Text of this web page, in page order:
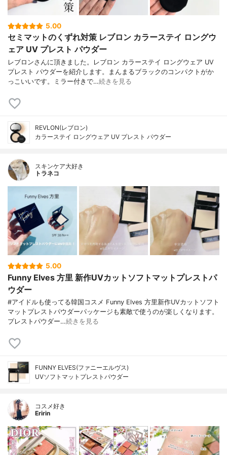
5.00
セミマットのくずれ対策 レブロン カラーステイ ロングウ
ェア UV プレスト パウダー
レブロンさんに頂きました。レブロン カラーステイ ロングウェア UV
プレスト パウダーを紹介します。まんまるブラックのコンパクトがか
っこいいです。ミラー付きで…続きを見る
REVLON(レブロン)
カラーステイ ロングウェア UV プレスト パウダー
スキンケア大好き
トラネコ
5.00
Funny Elves 方里 新作UVカットソフトマットプレストパ
ウダー
#アイドルも使ってる韓国コスメ Funny Elves 方里新作UVカットソフト
マットプレストパウダーパッケージも素敵で使うのが楽しくなります。
プレストパウダー…続きを見る
FUNNY ELVES(ファニーエルヴス)
UVソフトマットプレストパウダー
コスメ好き
Eririn